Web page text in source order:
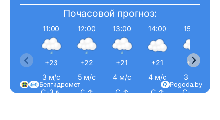
Почасовой прогноз:
11:00
+23
3 м/с
С-З ↖
12:00
+22
5 м/с
С ↑
13:00
+21
4 м/с
С ↑
14:00
+21
4 м/с
С ↑
15:00
+20
3 м/с
С-З ↖
Pogoda.by
Белгидромет